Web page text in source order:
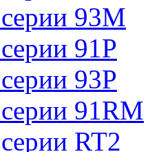
93M
91P
93P
91RM
RT2